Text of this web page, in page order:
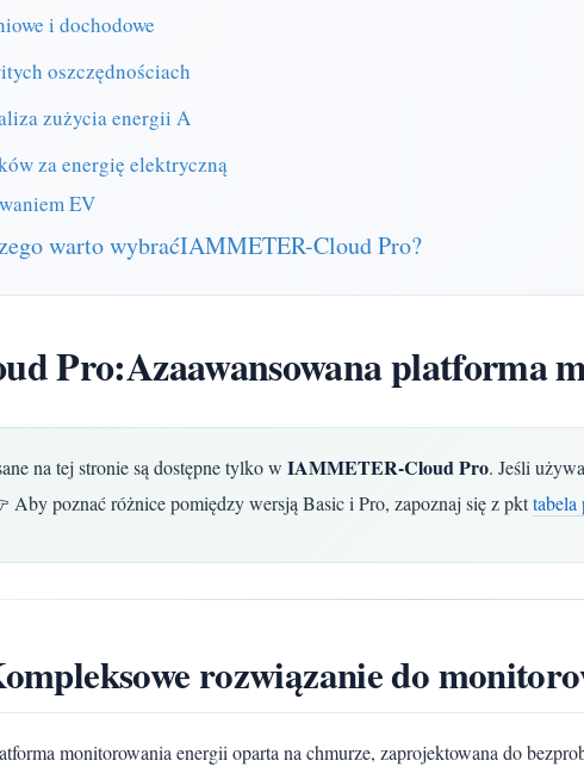
i dochodowe
oszczędnościach
zużycia energii A
za energię elektryczną
EV
warto wybraćIAMMETER-Cloud Pro?
Pro:Azaawansowana platforma
na tej stronie są dostępne tylko w IAMMETER-Cloud Pro. Jeśli
Aby poznać różnice pomiędzy wersją Basic i Pro, zapoznaj się z pkt
rozwiązanie do
monitorowania energii oparta na chmurze, zaprojektowana do